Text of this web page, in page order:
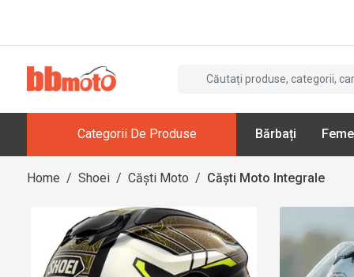
Categorii De Produse Bărbați
Home / Shoei / Căști Moto / Căști Moto Integrale